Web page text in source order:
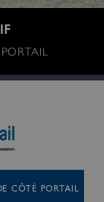
CÔTÉ PORTAIL